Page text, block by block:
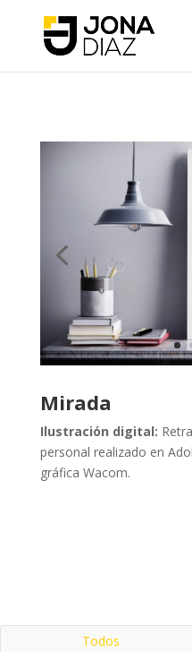
Mirada
Ilustración digital:
personal realizado en
gráfica Wacom.
Todos